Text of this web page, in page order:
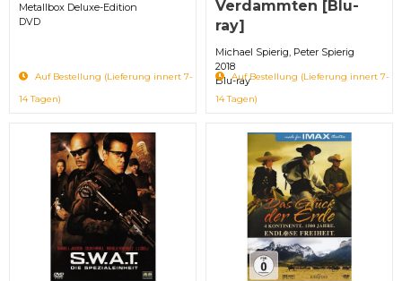
Metallbox Deluxe-Edition
DVD
Auf Bestellung (Lieferung innert 7-
14 Tagen)
Verdammten [Blu-
ray]
Michael Spierig, Peter Spierig
2018
Blu-ray
Auf Bestellung (Lieferung innert 7-
14 Tagen)